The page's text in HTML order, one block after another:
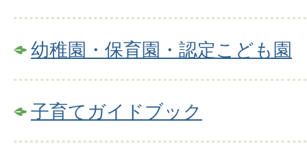
幼稚園・保育園・認定こども園
子育てガイドブック